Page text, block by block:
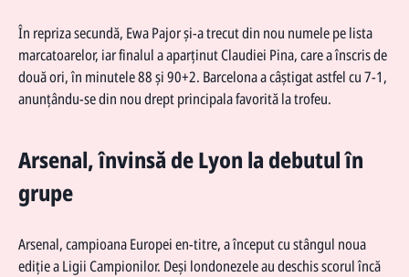
În repriza secundă, Ewa Pajor și-a trecut din nou numele pe lista
marcatoarelor, iar finalul a aparținut Claudiei Pina, care a înscris de
două ori, în minutele 88 și 90+2. Barcelona a câștigat astfel cu 7-1,
anunțându-se din nou drept principala favorită la trofeu.
Arsenal, învinsă de Lyon la debutul în
grupe
Arsenal, campioana Europei en-titre, a început cu stângul noua
ediție a Ligii Campionilor. Deși londonezele au deschis scorul încă